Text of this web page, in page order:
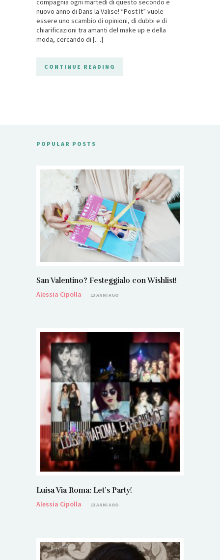
compagnia ogni martedì di questo secondo e
nuovo anno di Dans la Valise! “Post It” vuole
essere uno scambio di opinioni, di dubbi e di
chiarificazioni tra amanti del make up e della
moda, cercando di […]
CONTINUE READING
POPULAR POSTS
San Valentino? Festeggialo con Wishlist!
Alessia Cipolla
13 ANNI AGO
Luisa Via Roma: Let’s Party!
Alessia Cipolla
13 ANNI AGO